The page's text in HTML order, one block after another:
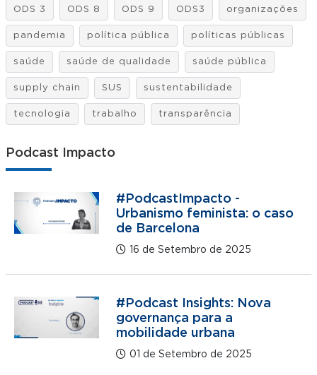
ODS 3 ODS 8 ODS 9 ODS3 organizações
pandemia política pública políticas públicas
saúde saúde de qualidade saúde pública
supply chain SUS sustentabilidade
tecnologia trabalho transparência
Podcast Impacto
#PodcastImpacto -
Urbanismo feminista: o caso
de Barcelona
16 de Setembro de 2025
#Podcast Insights: Nova
governança para a
mobilidade urbana
01 de Setembro de 2025